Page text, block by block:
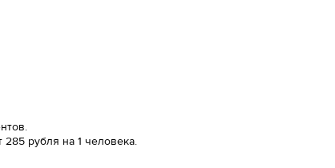
285 рубля на 1 человека.